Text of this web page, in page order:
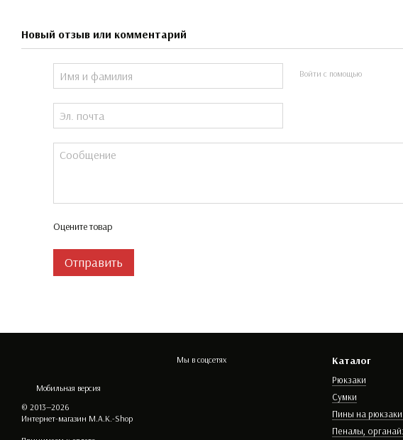
Новый отзыв или комментарий
Войти с помощью
Оцените товар
Отправить
Мобильная версия
© 2013—2026
Интернет-магазин M.A.K.-Shop
Мы в соцсетях Каталог
Рюкзаки
Сумки
Пины на
Пеналы,